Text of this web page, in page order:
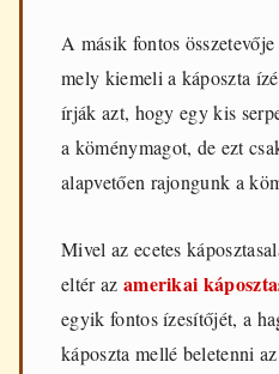
A másik fontos
mely kiemeli a káposzta
írják azt, hogy egy kis
a köménymagot, de ezt
alapvetően rajongunk a
Mivel az ecetes
eltér az amerikai
egyik fontos ízesítőjét, a
káposzta mellé beletenni